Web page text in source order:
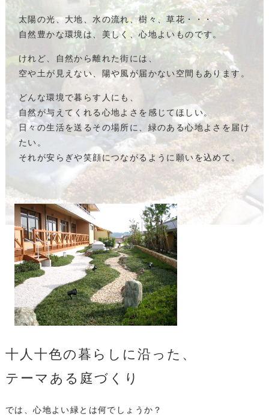
太陽の光、大地、水の流れ、樹々、草花・・・
自然豊かな環境は、美しく、心地よいものです。
けれど、自然から離れた街には、
空や土が見えない、陽や風が届かない空間もあります。
どんな環境で暮らす人にも、
自然が与えてくれる心地よさを感じてほしい。
日々の生活を送るその場所に、緑のある心地よさを届け
たい。
それが安らぎや笑顔につながるように願いを込めて。
十人十色の暮らしに沿った、
テーマある庭づくり
では、心地よい緑とは何でしょうか？